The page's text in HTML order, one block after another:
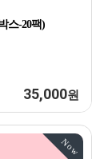
스-20팩)
35,000원
Now